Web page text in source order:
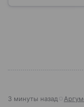
3 минуты назад